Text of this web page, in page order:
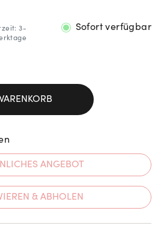
Sofort verfügbar
3-
ANGEBOT
& ABHOLEN